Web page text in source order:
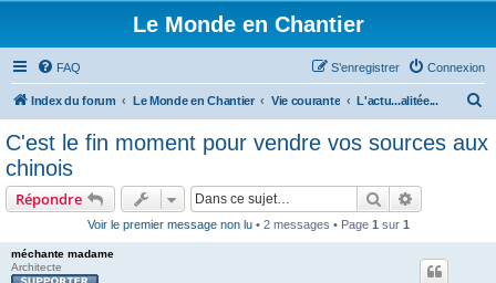
Le Monde en Chantier
FAQ Connexion
S’enregistrer
Index du forum Le Monde en Chantier Vie courante L'actu...alitée...
c
C'est le fin moment pour vendre vos sources aux
chinois
Répondre Rechercher
Voir le premier message non lu• 2 messages • Page 1 sur 1
méchante madame
Architecte